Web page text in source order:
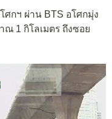
ศกฯ ผ่าน BTS อโศกมุ่ง
ณ 1 กิโลเมตร ถึงซอย